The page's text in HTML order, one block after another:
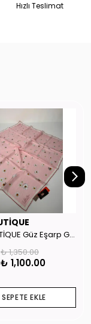
Hızlı Teslimat
LA BOUTİQUE Güz Eşarp GYSE130804
₺ 1,350.00
₺ 1,100.00
SEPETE EKLE